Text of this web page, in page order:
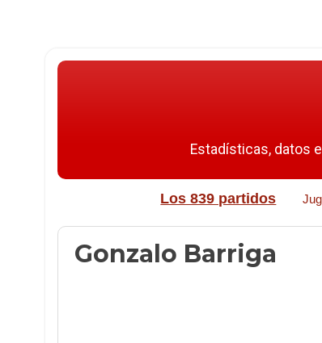
Estadísticas, datos
Los 839 partidos
Gonzalo Barriga